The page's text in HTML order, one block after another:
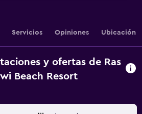
Servicios Opiniones Ubicación
y ofertas de Ras
Beach Resort